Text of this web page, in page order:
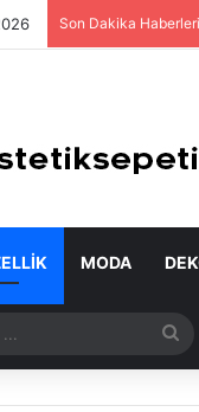
Son Dakika Haberleri
MODA